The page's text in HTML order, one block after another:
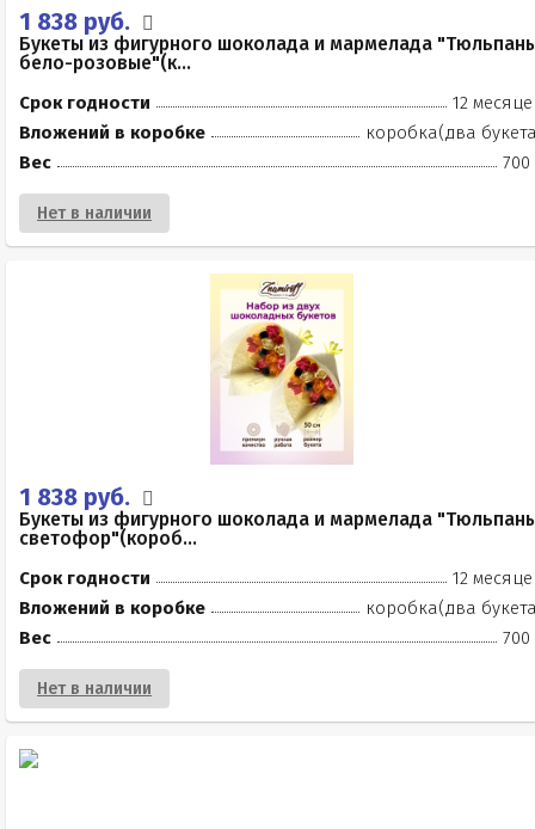
1 838 руб.
Букеты из фигурного шоколада и мармелада
бело-розовые"(к...
Срок годности
12
Вложений в коробке
коробка(два
Вес
700
Нет в наличии
1 838 руб.
Букеты из фигурного шоколада и мармелада
светофор"(короб...
Срок годности
12
Вложений в коробке
коробка(два
Вес
700
Нет в наличии